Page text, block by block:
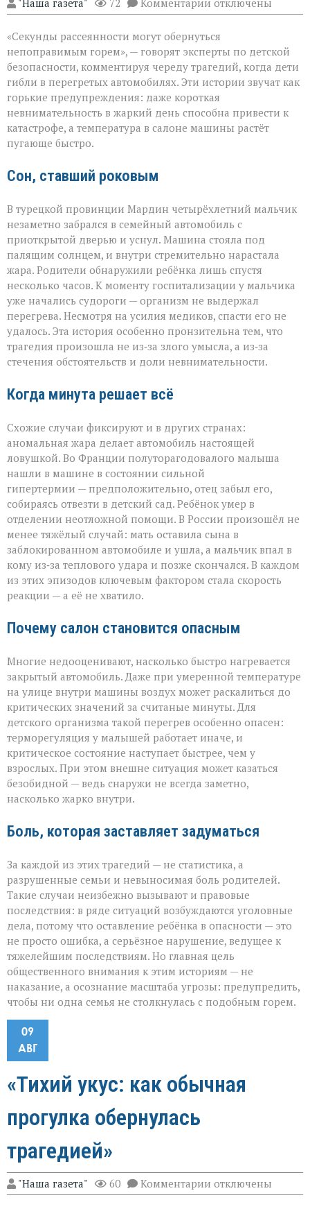
"Наша газета" 72 Комментарии
записи
не
прощает
невнимательности:
трагедии
в
раскалённых
машинах»
отключены
«Секунды рассеянности могут обернуться
непоправимым горем», — говорят эксперты по детской
безопасности, комментируя череду трагедий, когда дети
гибли в перегретых автомобилях. Эти истории звучат как
горькие предупреждения: даже короткая
невнимательность в жаркий день способна привести к
катастрофе, а температура в салоне машины растёт
пугающе быстро.
Сон, ставший роковым
В турецкой провинции Мардин четырёхлетний мальчик
незаметно забрался в семейный автомобиль с
приоткрытой дверью и уснул. Машина стояла под
палящим солнцем, и внутри стремительно нарастала
жара. Родители обнаружили ребёнка лишь спустя
несколько часов. К моменту госпитализации у мальчика
уже начались судороги — организм не выдержал
перегрева. Несмотря на усилия медиков, спасти его не
удалось. Эта история особенно пронзительна тем, что
трагедия произошла не из‑за злого умысла, а из‑за
стечения обстоятельств и доли невнимательности.
Когда минута решает всё
Схожие случаи фиксируют и в других странах:
аномальная жара делает автомобиль настоящей
ловушкой. Во Франции полуторагодовалого малыша
нашли в машине в состоянии сильной
гипертермии — предположительно, отец забыл его,
собираясь отвезти в детский сад. Ребёнок умер в
отделении неотложной помощи. В России произошёл не
менее тяжёлый случай: мать оставила сына в
заблокированном автомобиле и ушла, а мальчик впал в
кому из‑за теплового удара и позже скончался. В каждом
из этих эпизодов ключевым фактором стала скорость
реакции — а её не хватило.
Почему салон становится опасным
Многие недооценивают, насколько быстро нагревается
закрытый автомобиль. Даже при умеренной температуре
на улице внутри машины воздух может раскалиться до
критических значений за считаные минуты. Для
детского организма такой перегрев особенно опасен:
терморегуляция у малышей работает иначе, и
критическое состояние наступает быстрее, чем у
взрослых. При этом внешне ситуация может казаться
безобидной — ведь снаружи не всегда заметно,
насколько жарко внутри.
Боль, которая заставляет задуматься
За каждой из этих трагедий — не статистика, а
разрушенные семьи и невыносимая боль родителей.
Такие случаи неизбежно вызывают и правовые
последствия: в ряде ситуаций возбуждаются уголовные
дела, потому что оставление ребёнка в опасности — это
не просто ошибка, а серьёзное нарушение, ведущее к
тяжелейшим последствиям. Но главная цель
общественного внимания к этим историям — не
наказание, а осознание масштаба угрозы: предупредить,
чтобы ни одна семья не столкнулась с подобным горем.
09
АВГ
«Тихий укус: как обычная
прогулка обернулась
трагедией»
"Наша газета" 60 Комментарии к
записи
отключены